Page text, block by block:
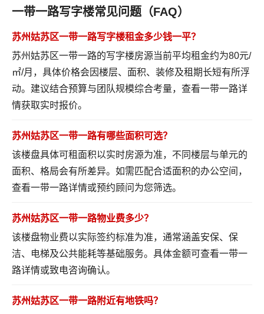
一带一路写字楼常见问题（FAQ）
苏州姑苏区一带一路写字楼租金多少钱一平？
苏州姑苏区一带一路的写字楼房源当前平均租金约为80元/
㎡/月，具体价格会因楼层、面积、装修及租期长短有所浮
动。建议结合预算与团队规模综合考量， 查看一带一路详
情获取实时报价。
苏州姑苏区一带一路有哪些面积可选？
该楼盘具体可租面积以实时房源为准，不同楼层与单元的
面积、格局会有所差异。如需匹配合适面积的办公空间，
查看一带一路详情或预约顾问为您筛选。
苏州姑苏区一带一路物业费多少？
该楼盘物业费以实际签约标准为准，通常涵盖安保、保
洁、电梯及公共能耗等基础服务。具体金额可查看一带一
路详情或致电咨询确认。
苏州姑苏区一带一路附近有地铁吗？